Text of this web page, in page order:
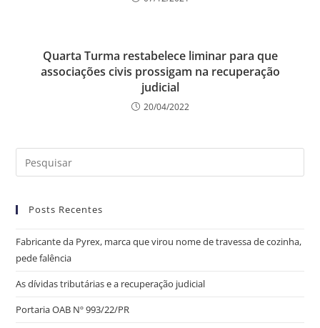
Quarta Turma restabelece liminar para que
associações civis prossigam na recuperação
judicial
20/04/2022
Posts Recentes
Fabricante da Pyrex, marca que virou nome de travessa de cozinha,
pede falência
As dívidas tributárias e a recuperação judicial
Portaria OAB Nº 993/22/PR